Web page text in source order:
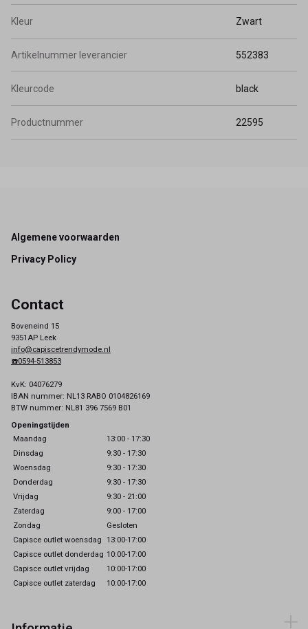
Kleur Zwart
Artikelnummer leverancier 552383
Kleurcode black
Productnummer 22595
Footer
Algemene voorwaarden
Privacy Policy
Contact
Boveneind 15
9351AP Leek
info@capiscetrendymode.nl
☎️0594-513853
KvK: 04076279
IBAN nummer: NL13 RABO 0104826169
BTW nummer: NL81 396 7569 B01
Openingstijden
Maandag
13:00 - 17:30
Dinsdag
9:30 - 17:30
Woensdag
9:30 - 17:30
Donderdag
9:30 - 17:30
Vrijdag
9:30 - 21:00
Zaterdag
9:00 - 17:00
Zondag
Gesloten
Capisce outlet woensdag 13:00-17:00
Capisce outlet donderdag 10:00-17:00
Capisce outlet vrijdag
10:00-17:00
Capisce outlet zaterdag
10:00-17:00